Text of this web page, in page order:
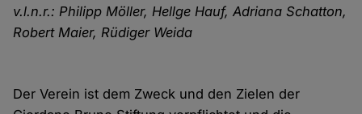
v.l.n.r.: Philipp Möller, Hellge Hauf, Adriana Schatton,
Robert Maier, Rüdiger Weida
Der Verein ist dem Zweck und den Zielen der